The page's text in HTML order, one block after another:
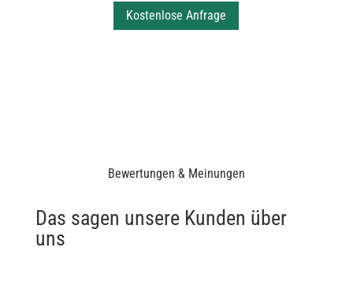
Kostenlose Anfrage
Bewertungen & Meinungen
Das sagen unsere Kunden über
uns